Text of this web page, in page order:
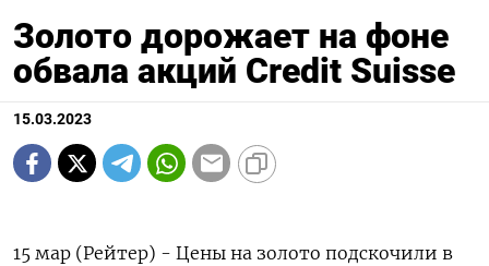
Золото дорожает на фоне
обвала акций Credit Suisse
15.03.2023
15 мар (Рейтер) - Цены на золото подскочили в